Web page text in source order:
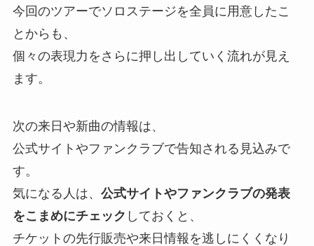
今回のツアーでソロステージを全員に用意したこ
とからも、
個々の表現力をさらに押し出していく流れが見え
ます。
次の来日や新曲の情報は、
公式サイトやファンクラブで告知される見込みで
す。
気になる人は、 公式サイトやファンクラブの発表
をこまめにチェック しておくと、
チケットの先行販売や来日情報を逃しにくくなり